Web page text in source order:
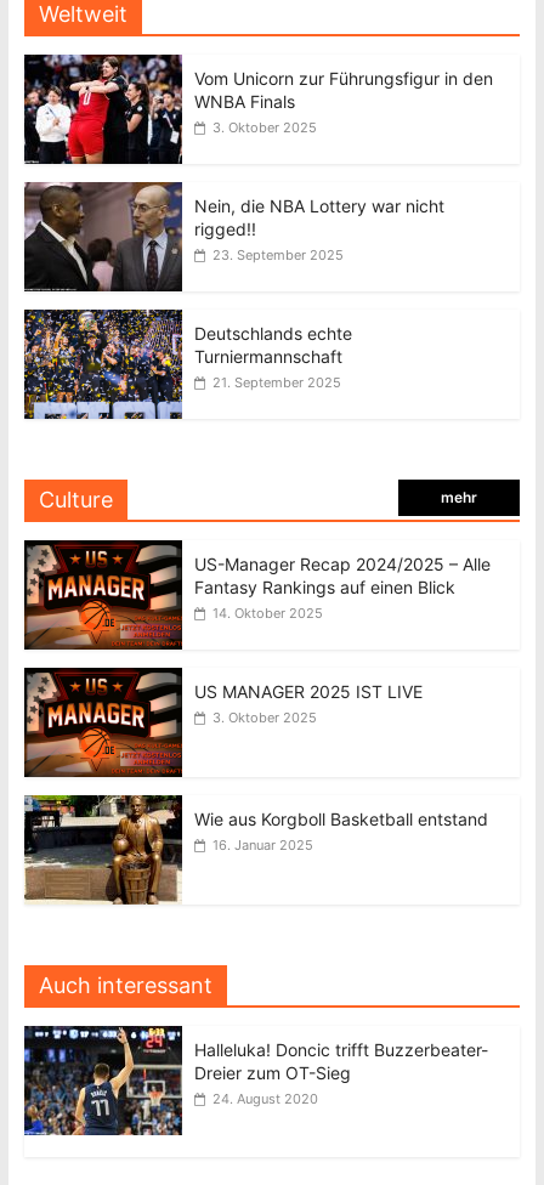
Weltweit
Vom Unicorn zur Führungsfigur in den
WNBA Finals
3. Oktober 2025
Nein, die NBA Lottery war nicht
rigged!!
23. September 2025
Deutschlands echte
Turniermannschaft
21. September 2025
Culture mehr
US-Manager Recap 2024/2025 – Alle
Fantasy Rankings auf einen Blick
14. Oktober 2025
US MANAGER 2025 IST LIVE
3. Oktober 2025
Wie aus Korgboll Basketball entstand
16. Januar 2025
Auch interessant
Halleluka! Doncic trifft Buzzerbeater-
Dreier zum OT-Sieg
24. August 2020